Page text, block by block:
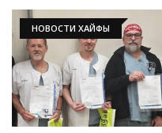
НОВОСТИ ХАЙФЫ